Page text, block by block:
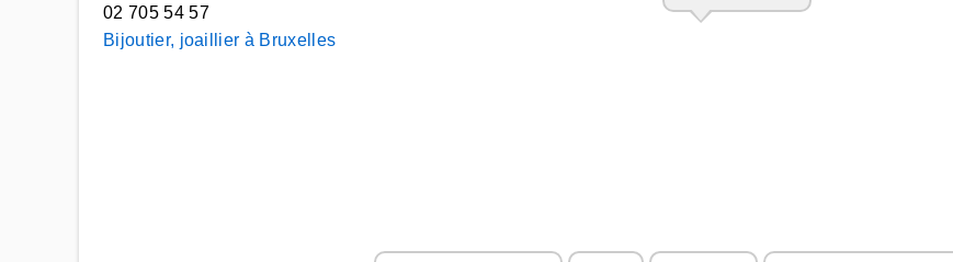
02 705 54 57
Bijoutier, joaillier à Bruxelles